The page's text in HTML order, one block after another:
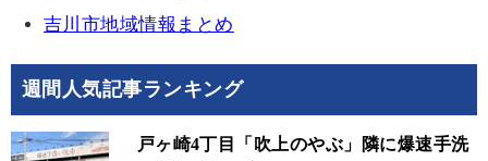
吉川市地域情報まとめ
週間人気記事ランキング
戸ヶ崎4丁目「吹上のやぶ」隣に爆速手洗